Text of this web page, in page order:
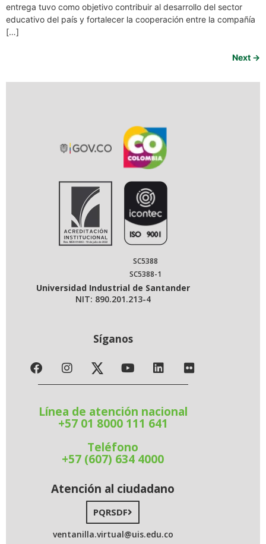
entrega tuvo como objetivo contribuir al desarrollo del sector
educativo del país y fortalecer la cooperación entre la compañía
[…]
Next →